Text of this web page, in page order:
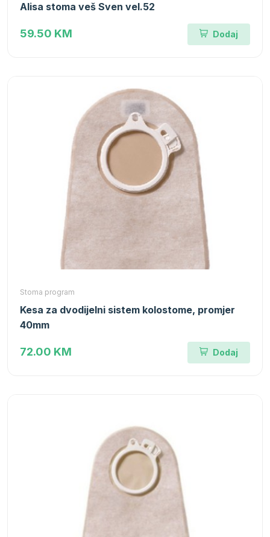
Alisa stoma veš Sven vel.52
59.50 KM Dodaj
Stoma program
Kesa za dvodijelni sistem kolostome, promjer
40mm
72.00 KM Dodaj